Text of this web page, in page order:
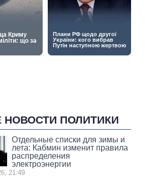
НОВОСТИ ПОЛИТИКИ
Отдельные списки для зимы и
лета: Кабмин изменит правила
распределения
электроэнергии
21:49